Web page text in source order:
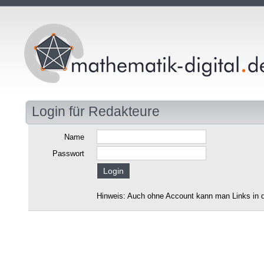
Login für Redakteure
Name
Passwort
Hinweis: Auch ohne Account kann man Links in